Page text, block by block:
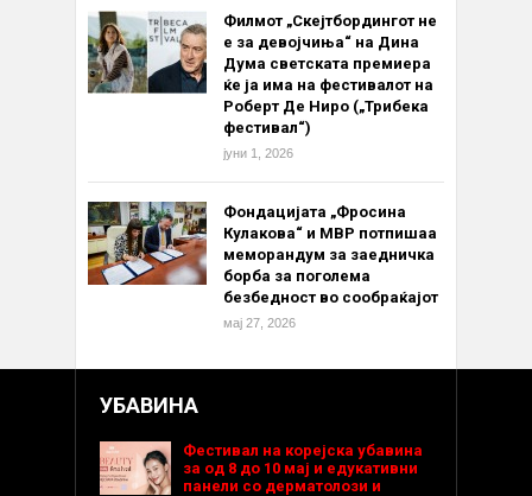
Филмот „Скејтбордингот не
е за девојчиња“ на Дина
Дума светската премиера
ќе ја има на фестивалот на
Роберт Де Ниро („Трибека
фестивал“)
јуни 1, 2026
Фондацијата „Фросина
Кулакова“ и МВР потпишаа
меморандум за заедничка
борба за поголема
безбедност во сообраќајот
мај 27, 2026
УБАВИНА
Фестивал на корејска убавина
за од 8 до 10 мај и едукативни
панели со дерматолози и